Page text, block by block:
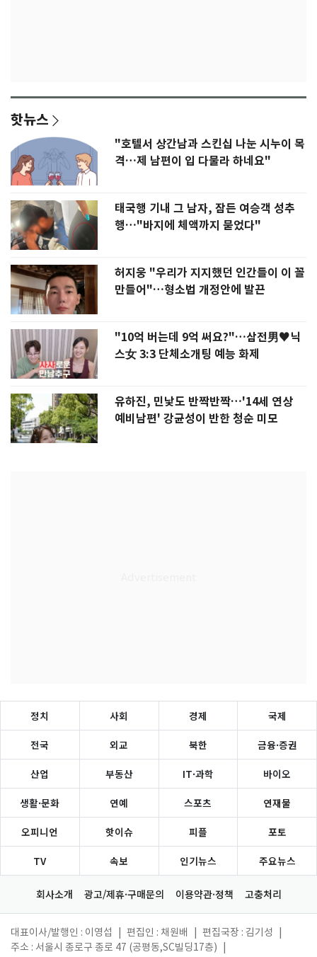
핫뉴스
"호텔서 상간남과 스킨십 나눈 시누이 목
격…제 남편이 입 다물라 하네요"
태국행 기내 그 남자, 잠든 여승객 성추
행…"바지에 체액까지 묻었다"
허지웅 "우리가 지지했던 인간들이 이 꼴
만들어"…형소법 개정안에 발끈
"10억 버는데 9억 써요?"…삼전男♥닉
스女 3:3 단체소개팅 예능 화제
유하진, 민낯도 반짝반짝…'14세 연상
예비남편' 강균성이 반한 청순 미모
정치 사회 경제 국제
전국 외교 북한 금융·증권
산업 부동산 IT·과학 바이오
생활·문화 연예 스포츠 연재물
오피니언 핫이슈 피플 포토
TV 속보 인기뉴스 주요뉴스
회사소개 광고/제휴·구매문의 이용약관·정책 고충처리
대표이사/발행인 : 이영섭 편집인 : 채원배 편집국장 : 김기성
주소 : 서울시 종로구 종로 47 (공평동,SC빌딩17층)